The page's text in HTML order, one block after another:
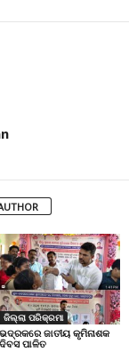
ଜିଲ୍ଲା ପରିକ୍ରମା
ଭଦ୍ରକରେ ଜାତୀୟ କୃମିନାଶକ
ଦିବସ ପାଳିତ